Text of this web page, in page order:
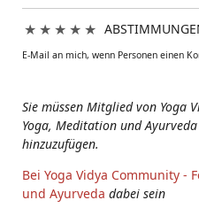
★ ★ ★ ★ ★
E-Mail an mich, wenn Personen einen
Sie müssen Mitglied von Yoga
Yoga, Meditation und
hinzuzufügen.
Bei Yoga Vidya Community -
und Ayurveda dabei sein